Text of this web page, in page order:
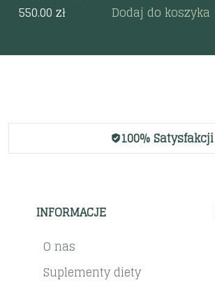
550.00 zł Dodaj do koszyka
100% Satysfakcji
INFORMACJE
O nas
Suplementy diety